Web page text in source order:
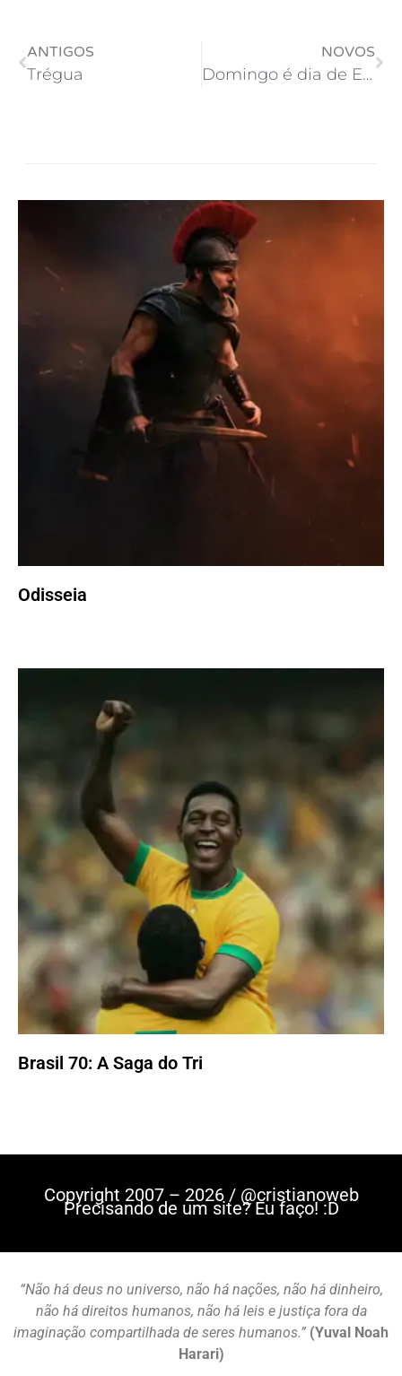
ANTIGOS
Trégua
NOVOS
Domingo é dia de Eleição. Qual é a sua Pauta?
Odisseia
Brasil 70: A Saga do Tri
Copyright 2007 – 2026 / @cristianoweb
Precisando de um site? Eu faço! :D
“Não há deus no universo, não há nações, não há dinheiro,
não há direitos humanos, não há leis e justiça fora da
imaginação compartilhada de seres humanos.” (Yuval Noah
Harari)